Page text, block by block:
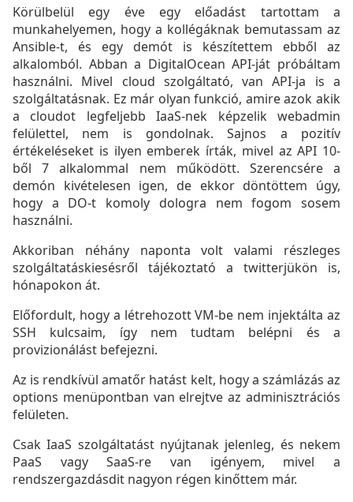
Körülbelül egy éve egy előadást tartottam a
munkahelyemen, hogy a kollégáknak bemutassam az
Ansible-t, és egy demót is készítettem ebből az
alkalomból. Abban a DigitalOcean API-ját próbáltam
használni. Mivel cloud szolgáltató, van API-ja is a
szolgáltatásnak. Ez már olyan funkció, amire azok akik
a cloudot legfeljebb IaaS-nek képzelik webadmin
felülettel, nem is gondolnak. Sajnos a pozitív
értékeléseket is ilyen emberek írták, mivel az API 10-
ből 7 alkalommal nem működött. Szerencsére a
demón kivételesen igen, de ekkor döntöttem úgy,
hogy a DO-t komoly dologra nem fogom sosem
használni.
Akkoriban néhány naponta volt valami részleges
szolgáltatáskiesésről tájékoztató a twitterjükön is,
hónapokon át.
Előfordult, hogy a létrehozott VM-be nem injektálta az
SSH kulcsaim, így nem tudtam belépni és a
provizionálást befejezni.
Az is rendkívül amatőr hatást kelt, hogy a számlázás az
options menüpontban van elrejtve az adminisztrációs
felületen.
Csak IaaS szolgáltatást nyújtanak jelenleg, és nekem
PaaS vagy SaaS-re van igényem, mivel a
rendszergazdásdit nagyon régen kinőttem már.